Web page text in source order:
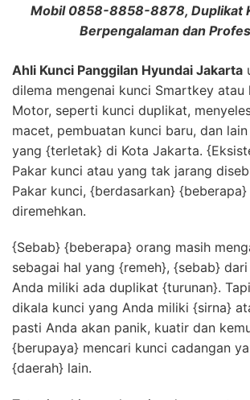
Mobil 0858-8858-8878, Duplikat
Berpengalaman dan
Ahli Kunci Panggilan Hyundai Jakarta
dilema mengenai kunci Smartkey atau
Motor, seperti kunci duplikat,
macet, pembuatan kunci baru, dan
yang {terletak} di Kota Jakarta.
Pakar kunci atau yang tak jarang
Pakar kunci, {berdasarkan}
diremehkan.
{Sebab} {beberapa} orang masih
sebagai hal yang {remeh}, {sebab}
Anda miliki ada duplikat {turunan}.
dikala kunci yang Anda miliki {sirna}
pasti Anda akan panik, kuatir dan
{berupaya} mencari kunci cadangan
{daerah} lain.